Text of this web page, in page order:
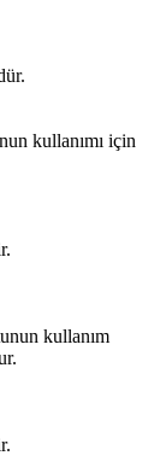
kullanımı için
kullanım